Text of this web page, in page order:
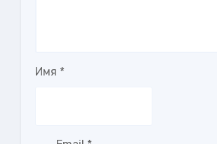
Имя *